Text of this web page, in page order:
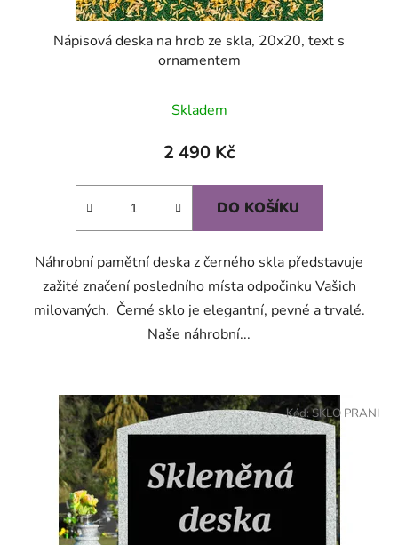
Nápisová deska na hrob ze skla, 20x20, text s
ornamentem
Skladem
2 490 Kč
DO KOŠÍKU
Náhrobní pamětní deska z černého skla představuje
zažité značení posledního místa odpočinku Vašich
milovaných. Černé sklo je elegantní, pevné a trvalé.
Naše náhrobní...
Kód:SKLO PRANI